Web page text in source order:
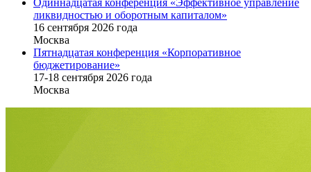
ликвидностью и оборотным капиталом»
16 cентября 2026 года
Москва
Пятнадцатая конференция «Корпоративное
бюджетирование»
17-18 сентября 2026 года
Москва